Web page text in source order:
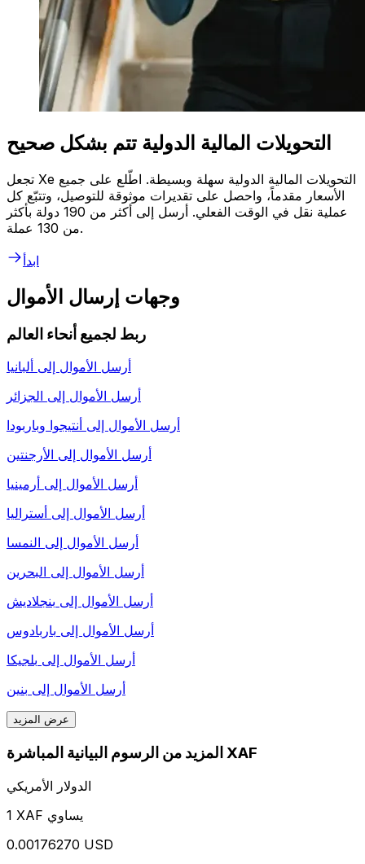
التحويلات المالية الدولية تتم بشكل صحيح
تجعل Xe التحويلات المالية الدولية سهلة وبسيطة. اطّلع على جميع
الأسعار مقدماً، واحصل على تقديرات موثوقة للتوصيل، وتتبّع كل
عملية نقل في الوقت الفعلي. أرسل إلى أكثر من 190 دولة بأكثر
من 130 عملة.
ابدأ
وجهات إرسال الأموال
ربط لجميع أنحاء العالم
أرسل الأموال إلى ألبانيا
أرسل الأموال إلى الجزائر
أرسل الأموال إلى أنتيجوا وباربودا
أرسل الأموال إلى الأرجنتين
أرسل الأموال إلى أرمينيا
أرسل الأموال إلى أستراليا
أرسل الأموال إلى النمسا
أرسل الأموال إلى البحرين
أرسل الأموال إلى بنجلاديش
أرسل الأموال إلى باربادوس
أرسل الأموال إلى بلجيكا
أرسل الأموال إلى بنين
عرض المزيد
المزيد من الرسوم البيانية المباشرة XAF
الدولار الأمريكي
1 XAF يساوي
0.00176270 USD